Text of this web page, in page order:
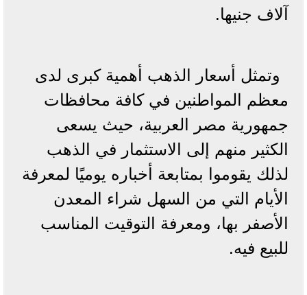
آلاف جنيها.
وتمثل أسعار الذهب أهمية كبرى لدى
معظم المواطنين في كافة محافظات
جمهورية مصر العربية، حيث يسعى
الكثير منهم إلى الاستثمار في الذهب
لذلك يقوموا بمتابعة أخباره يوميًا لمعرفة
الأيام التي من السهل شراء المعدن
الأصفر بها، ومعرفة التوقيت المناسب
للبيع فيه.